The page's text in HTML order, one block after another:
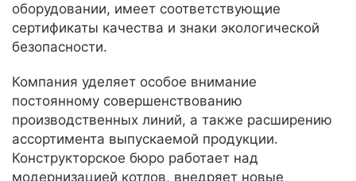
оборудовании, имеет соответствующие
сертификаты качества и знаки экологической
безопасности.
Компания уделяет особое внимание
постоянному совершенствованию
производственных линий, а также расширению
ассортимента выпускаемой продукции.
Конструкторское бюро работает над
модернизацией котлов, внедряет новые